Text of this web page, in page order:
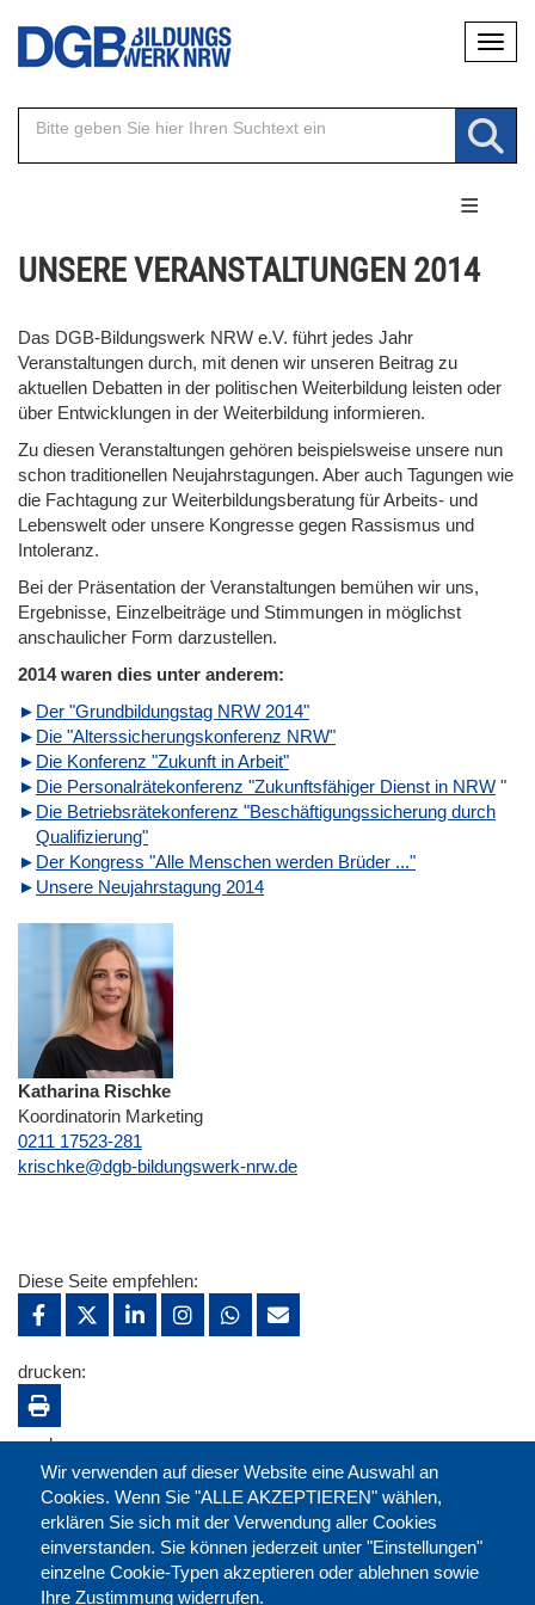
Direkt
Inhalt
UNSERE VERANSTALTUNGEN 2014
Das DGB-Bildungswerk NRW e.V. führt jedes Jahr
Veranstaltungen durch, mit denen wir unseren Beitrag zu
aktuellen Debatten in der politischen Weiterbildung leisten oder
über Entwicklungen in der Weiterbildung informieren.
Zu diesen Veranstaltungen gehören beispielsweise unsere nun
schon traditionellen Neujahrstagungen. Aber auch Tagungen wie
die Fachtagung zur Weiterbildungsberatung für Arbeits- und
Lebenswelt oder unsere Kongresse gegen Rassismus und
Intoleranz.
Bei der Präsentation der Veranstaltungen bemühen wir uns,
Ergebnisse, Einzelbeiträge und Stimmungen in möglichst
anschaulicher Form darzustellen.
2014 waren dies unter anderem:
Der "Grundbildungstag NRW 2014"
Die "Alterssicherungskonferenz NRW"
Die Konferenz "Zukunft in Arbeit"
Die Personalrätekonferenz "Zukunftsfähiger Dienst in NRW "
Die Betriebsrätekonferenz "Beschäftigungssicherung durch
Qualifizierung"
Der Kongress "Alle Menschen werden Brüder ..."
Unsere Neujahrstagung 2014
Wir verwenden auf dieser Website eine Auswahl an
Cookies. Wenn Sie "ALLE AKZEPTIEREN" wählen,
erklären Sie sich mit der Verwendung aller Cookies
einverstanden. Sie können jederzeit unter "Einstellungen"
einzelne Cookie-Typen akzeptieren oder ablehnen sowie
Ihre Zustimmung widerrufen.
Katharina Rischke
Koordinatorin Marketing
0211 17523-281
E-Mail
krischke@dgb-bildungswerk-nrw.de
Diese Seite empfehlen:
drucken:
merken: